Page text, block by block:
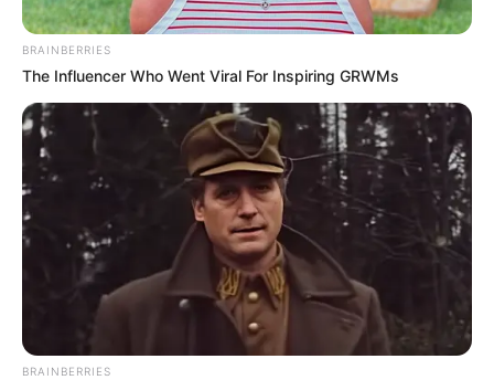
PostedFriss hírek
Megtette Oláh Ibolya azt, amire
senki sem volt felkészülve.
Magyar Péter előtt, ott a
Parlament lépcsőjén fogta, és…
Szerző • June 5, 2026
BRAINBERRIES
The Influencer Who Went Viral For Inspiring GRWMs
BRAINBERRIES